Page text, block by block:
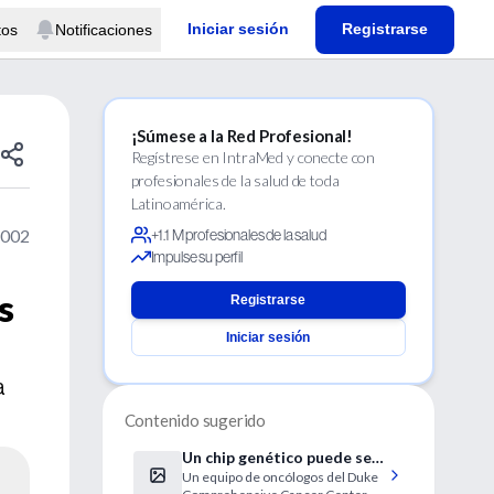
Notificaciones Iniciar sesión Registrarse
¡Súmese a la Red Profesional!
Regístrese en IntraMed y conecte con
profesionales de la salud de toda
Latinoamérica.
+1.1 M profesionales de la salud
Impulse su perfil
Registrarse
Iniciar sesión
Contenido sugerido
Un chip genético puede ser
una alternativa a la
Un equipo de oncólogos del Duke